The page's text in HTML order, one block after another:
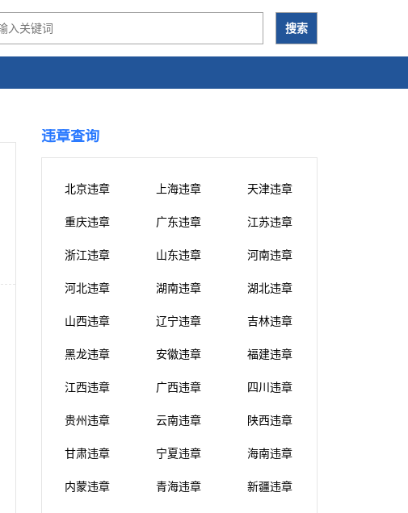
违章查询
北京违章 上海违章 天津违章
重庆违章 广东违章 江苏违章
浙江违章 山东违章 河南违章
河北违章 湖南违章 湖北违章
山西违章 辽宁违章 吉林违章
黑龙违章 安徽违章 福建违章
江西违章 广西违章 四川违章
贵州违章 云南违章 陕西违章
甘肃违章 宁夏违章 海南违章
内蒙违章 青海违章 新疆违章